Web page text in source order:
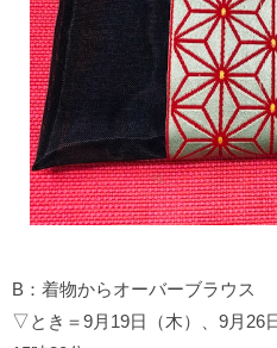
B：着物からオーバーブラウス
▽とき＝9月19日（木）、9月26